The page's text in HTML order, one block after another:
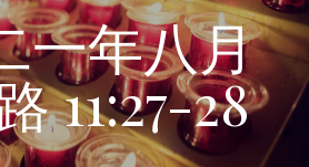
一年八月
11:27-28